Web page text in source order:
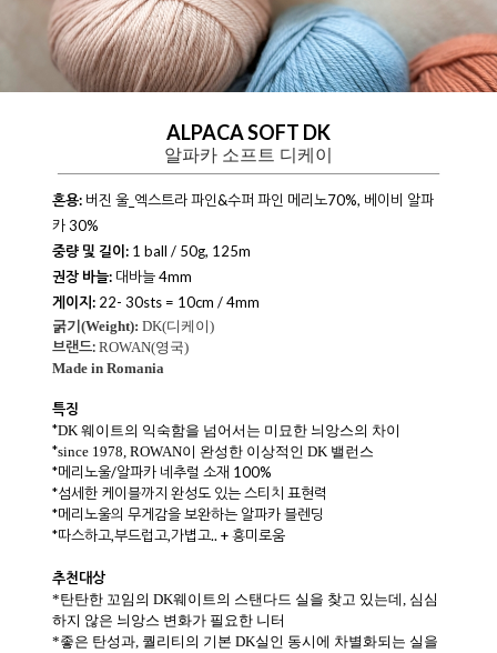
ALPACA SOFT DK
알파카 소프트 디케이
혼용: 버진 울_ 엑스트라 파인&수퍼 파인 메리노70%, 베이비 알파
카 30%
중량 및 길이: 1 ball / 50g, 125m
권장 바늘: 대바늘 4mm
게이지: 22- 30sts = 10cm / 4mm
굵기(Weight): DK(디케이)
브랜드: ROWAN(영국)
Made in Romania
특징
*DK 웨이트의 익숙함을 넘어서는 미묘한 늬앙스의 차이
*since 1978, ROWAN이 완성한 이상적인 DK 밸런스
*메리노울/알파카 네추럴 소재 100%
*섬세한 케이블까지 완성도 있는 스티치 표현력
*메리노울의 무게감을 보완하는 알파카 블렌딩
*따스하고,부드럽고,가볍고.. + 흥미로움
추천대상
*탄탄한 꼬임의 DK웨이트의 스탠다드 실을 찾고 있는데, 심심
하지 않은 늬앙스 변화가 필요한 니터
*좋은 탄성과, 퀄리티의 기본 DK실인 동시에 차별화되는 실을